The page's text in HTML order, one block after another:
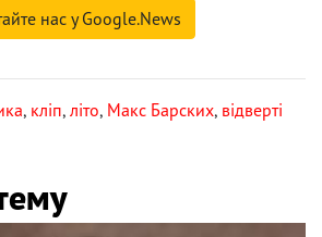
нас у Google.News
, кліп, літо, Макс Барских, відверті